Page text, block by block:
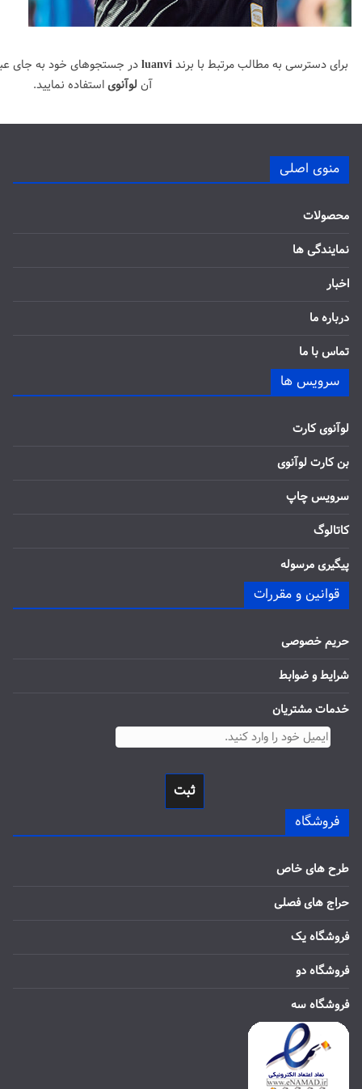
برای دسترسی به مطالب مرتبط با برندluanviدر جستجوهای خود به جای
آن لوآنویاستفاده نمایید.
منوی اصلی
محصولات
نمایندگی ها
اخبار
درباره ما
تماس با ما
سرویس ها
لوآنوی کارت
بن کارت لوآنوی
سرویس چاپ
کاتالوگ
پیگیری مرسوله
قوانین و مقررات
حریم خصوصی
شرایط و ضوابط
خدمات مشتریان
ثبت
فروشگاه
طرح های خاص
حراج های فصلی
فروشگاه یک
فروشگاه دو
فروشگاه سه